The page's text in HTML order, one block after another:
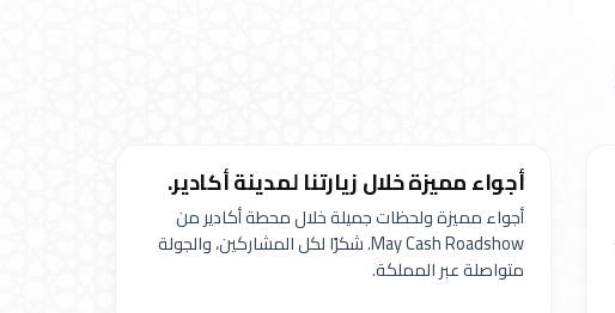
أجواء مميزة خلال زيارتنا لمدينة أكادير.
أجواء مميزة ولحظات جميلة خلال محطة أكادير من
May Cash Roadshow. شكرًا لكل المشاركين، والجولة
متواصلة عبر المملكة.